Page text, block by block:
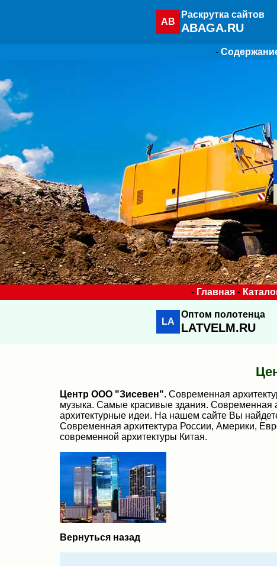
AB
Раскрутка сайтов
ABAGA.RU
-
- Главная-
LA
Оптом полотенца
LATVELM.RU
Центр ООО "Зисевен". Современная
музыка. Самые красивые здания. Современная
архитектурные идеи. На нашем сайте Вы
Современная архитектура России, Америки,
современной архитектуры Китая.
Вернуться назад